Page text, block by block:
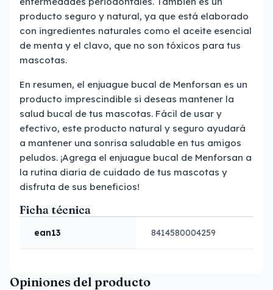
producto seguro y natural, ya que está elaborado
con ingredientes naturales como el aceite esencial
de menta y el clavo, que no son tóxicos para tus
mascotas.
En resumen, el enjuague bucal de Menforsan es un
producto imprescindible si deseas mantener la
salud bucal de tus mascotas. Fácil de usar y
efectivo, este producto natural y seguro ayudará
a mantener una sonrisa saludable en tus amigos
peludos. ¡Agrega el enjuague bucal de Menforsan a
la rutina diaria de cuidado de tus mascotas y
disfruta de sus beneficios!
Ficha técnica
ean13 8414580004259
Opiniones del producto